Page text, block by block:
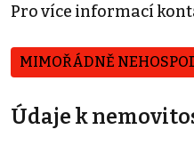
Pro více informací
MIMOŘÁDNĚ
Údaje k